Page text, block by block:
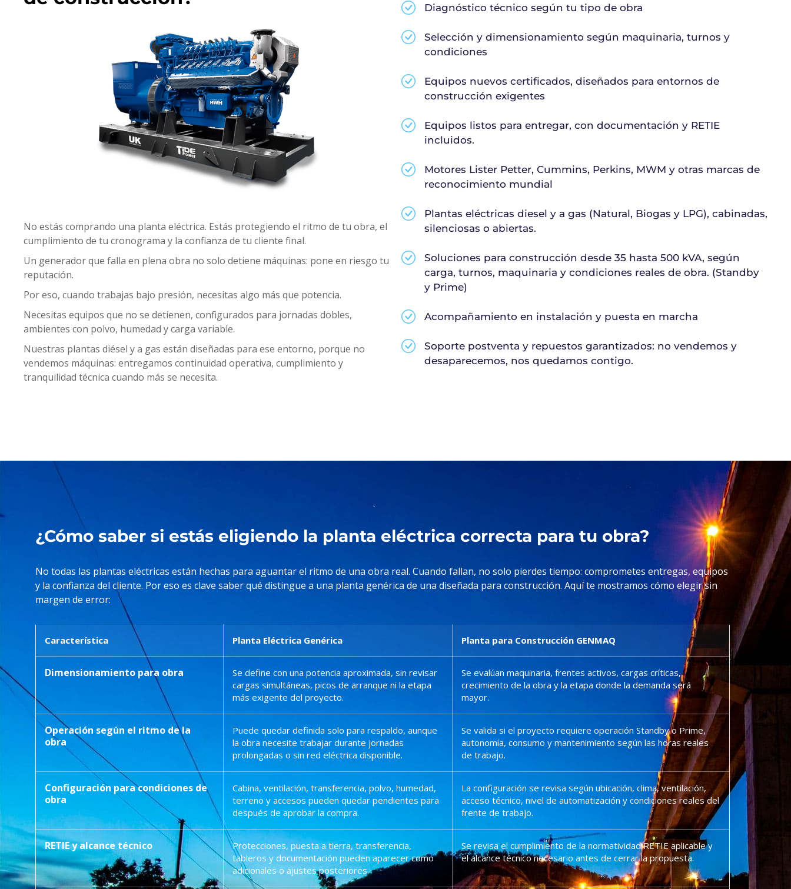
No estás comprando una planta eléctrica. Estás protegiendo el ritmo de tu obra, el
cumplimiento de tu cronograma y la confianza de tu cliente final.
Un generador que falla en plena obra no solo detiene máquinas: pone en riesgo tu
reputación.
Por eso, cuando trabajas bajo presión, necesitas algo más que potencia.
Necesitas equipos que no se detienen, configurados para jornadas dobles,
ambientes con polvo, humedad y carga variable.
Nuestras plantas diésel y a gas están diseñadas para ese entorno, porque no
vendemos máquinas: entregamos continuidad operativa, cumplimiento y
tranquilidad técnica cuando más se necesita.
Diagnóstico técnico según tu tipo de obra
Selección y dimensionamiento según maquinaria, turnos y
condiciones
Equipos nuevos certificados, diseñados para entornos de
construcción exigentes
Equipos listos para entregar, con documentación y RETIE
incluidos.
Motores Lister Petter, Cummins, Perkins, MWM y otras marcas de
reconocimiento mundial
Plantas eléctricas diesel y a gas (Natural, Biogas y LPG), cabinadas,
silenciosas o abiertas.
Soluciones para construcción desde 35 hasta 500 kVA, según
carga, turnos, maquinaria y condiciones reales de obra. (Standby
y Prime)
Acompañamiento en instalación y puesta en marcha
Soporte postventa y repuestos garantizados: no vendemos y
desaparecemos, nos quedamos contigo.
¿Cómo saber si estás eligiendo la planta eléctrica correcta para tu obra?
No todas las plantas eléctricas están hechas para aguantar el ritmo de una obra real. Cuando fallan, no solo pierdes tiempo: comprometes entregas, equipos
y la confianza del cliente. Por eso es clave saber qué distingue a una planta genérica de una diseñada para construcción. Aquí te mostramos cómo elegir sin
margen de error:
Característica Planta Eléctrica Genérica Planta para Construcción GENMAQ
Dimensionamiento para obra
Se define con una potencia aproximada, sin revisar
cargas simultáneas, picos de arranque ni la etapa
más exigente del proyecto.
Se evalúan maquinaria, frentes activos, cargas críticas,
crecimiento de la obra y la etapa donde la demanda será
mayor.
Operación según el ritmo de la
obra
Puede quedar definida solo para respaldo, aunque
la obra necesite trabajar durante jornadas
prolongadas o sin red eléctrica disponible.
Se valida si el proyecto requiere operación Standby o Prime,
autonomía, consumo y mantenimiento según las horas reales
de trabajo.
Configuración para condiciones de
obra
Cabina, ventilación, transferencia, polvo, humedad,
terreno y accesos pueden quedar pendientes para
después de aprobar la compra.
La configuración se revisa según ubicación, clima, ventilación,
acceso técnico, nivel de automatización y condiciones reales del
frente de trabajo.
RETIE y alcance técnico
Protecciones, puesta a tierra, transferencia,
tableros y documentación pueden aparecer como
adicionales o ajustes posteriores.
Se revisa el cumplimiento de la normatividad RETIE aplicable y
el alcance técnico necesario antes de cerrar la propuesta.